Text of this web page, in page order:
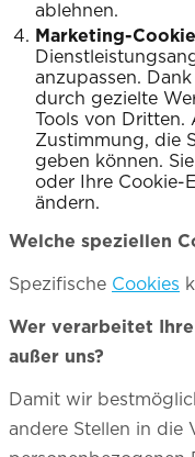
ablehnen.
Marketing-
anzupassen.
durch gezielte
Tools von
Zustimmung, die
geben können.
oder Ihre Cookie-
ändern.
Welche speziellen
Spezifische Cookies
Wer verarbeitet
außer uns?
Damit wir
andere Stellen in die